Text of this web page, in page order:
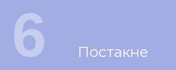
Постакне
6